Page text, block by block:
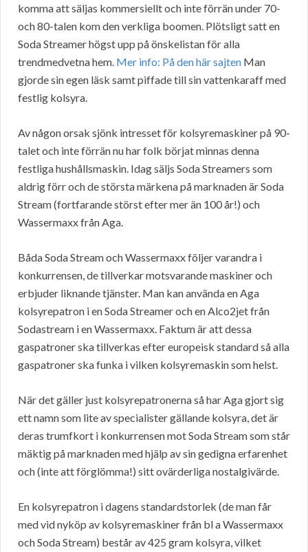
komma att säljas kommersiellt och inte förrän under 70-
och 80-talen kom den verkliga boomen. Plötsligt satt en
Soda Streamer högst upp på önskelistan för alla
trendmedvetna hem. Mer info: På den här sajten Man
gjorde sin egen läsk samt piffade till sin vattenkaraff med
festlig kolsyra.
Av någon orsak sjönk intresset för kolsyremaskiner på 90-
talet och inte förrän nu har folk börjat minnas denna
festliga hushållsmaskin. Idag säljs Soda Streamers som
aldrig förr och de största märkena på marknaden är Soda
Stream (fortfarande störst efter mer än 100 år!) och
Wassermaxx från Aga.
Båda Soda Stream och Wassermaxx följer varandra i
konkurrensen, de tillverkar motsvarande maskiner och
erbjuder liknande tjänster. Man kan använda en Aga
kolsyrepatron i en Soda Streamer och en Alco2jet från
Sodastream i en Wassermaxx. Faktum är att dessa
gaspatroner ska tillverkas efter europeisk standard så alla
gaspatroner ska funka i vilken kolsyremaskin som helst.
När det gäller just kolsyrepatronerna så har Aga gjort sig
ett namn som lite av specialister gällande kolsyra, det är
deras trumfkort i konkurrensen mot Soda Stream som står
mäktig på marknaden med hjälp av sin gedigna erfarenhet
och (inte att förglömma!) sitt ovärderliga nostalgivärde.
En kolsyrepatron i dagens standardstorlek (de man får
med vid nyköp av kolsyremaskiner från bl a Wassermaxx
och Soda Stream) består av 425 gram kolsyra, vilket